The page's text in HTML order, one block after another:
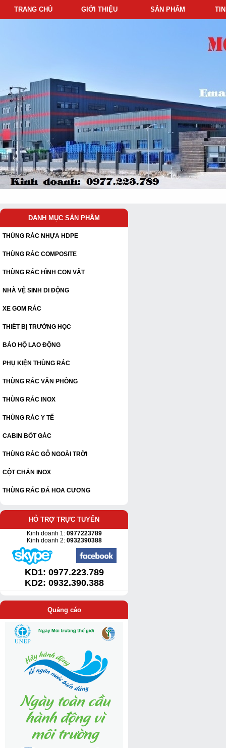
TRANG CHỦ GIỚI THIỆU SẢN PHẨM
DANH MỤC SẢN PHẨM
THÙNG RÁC NHỰA HDPE
THÙNG RÁC COMPOSITE
THÙNG RÁC HÌNH CON VẬT
NHÀ VỆ SINH DI ĐỘNG
XE GOM RÁC
THIẾT BỊ TRƯỜNG HỌC
BẢO HỘ LAO ĐỘNG
PHỤ KIỆN THÙNG RÁC
THÙNG RÁC VĂN PHÒNG
THÙNG RÁC INOX
THÙNG RÁC Y TẾ
CABIN BỐT GÁC
THÙNG RÁC GỖ NGOÀI TRỜI
CỘT CHẮN INOX
THÙNG RÁC ĐÁ HOA CƯƠNG
HỖ TRỢ TRỰC TUYẾN
Kinh doanh 1:0977223789
Kinh doanh 2: 0932390388
KD1: 0977.223.789
KD2: 0932.390.388
Quảng cáo